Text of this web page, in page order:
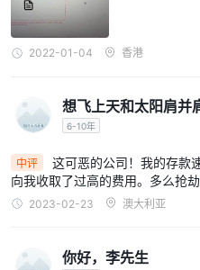
2022-01-04 香港
想飞上天和太阳肩并
6-10年
中评
这可恶的公司！我的存款
向我收取了过高的费用。多么抢劫
2023-02-23 澳大利亚
你好，李先生